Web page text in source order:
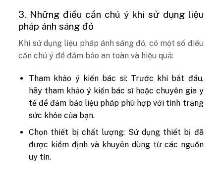
3. Những điều cần chú ý khi sử dụng liệu
pháp ánh sáng đỏ
Khi sử dụng liệu pháp ánh sáng đỏ, có một số điều
cần chú ý để đảm bảo an toàn và hiệu quả:
Tham khảo ý kiến bác sĩ: Trước khi bắt đầu,
hãy tham khảo ý kiến bác sĩ hoặc chuyên gia y
tế để đảm bảo liệu pháp phù hợp với tình trạng
sức khỏe của bạn.
Chọn thiết bị chất lượng: Sử dụng thiết bị đã
được kiểm định và khuyên dùng từ các nguồn
uy tín.